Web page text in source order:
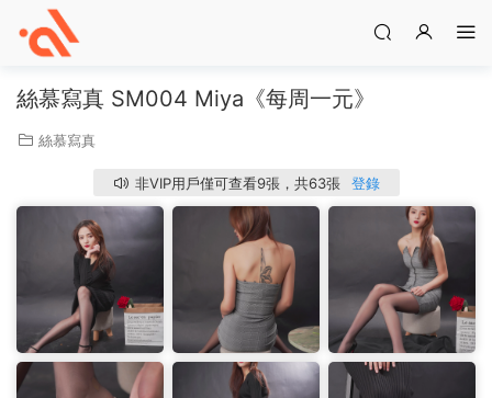
絲慕寫真 SM004 Miya《每周一元》
絲慕寫真
非VIP用戶僅可查看9張，共63張 登錄